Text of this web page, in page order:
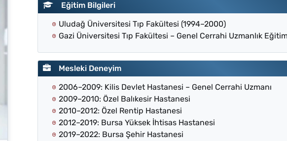
Eğitim Bilgileri
Uludağ Üniversitesi Tıp Fakültesi (1994–2000)
Gazi Üniversitesi Tıp Fakültesi – Genel Cerrahi Uzmanlık
Mesleki Deneyim
2006–2009: Kilis Devlet Hastanesi – Genel Cerrahi Uzmanı
2009–2010: Özel Balıkesir Hastanesi
2010–2012: Özel Rentip Hastanesi
2012–2019: Bursa Yüksek İhtisas Hastanesi
2019–2022: Bursa Şehir Hastanesi